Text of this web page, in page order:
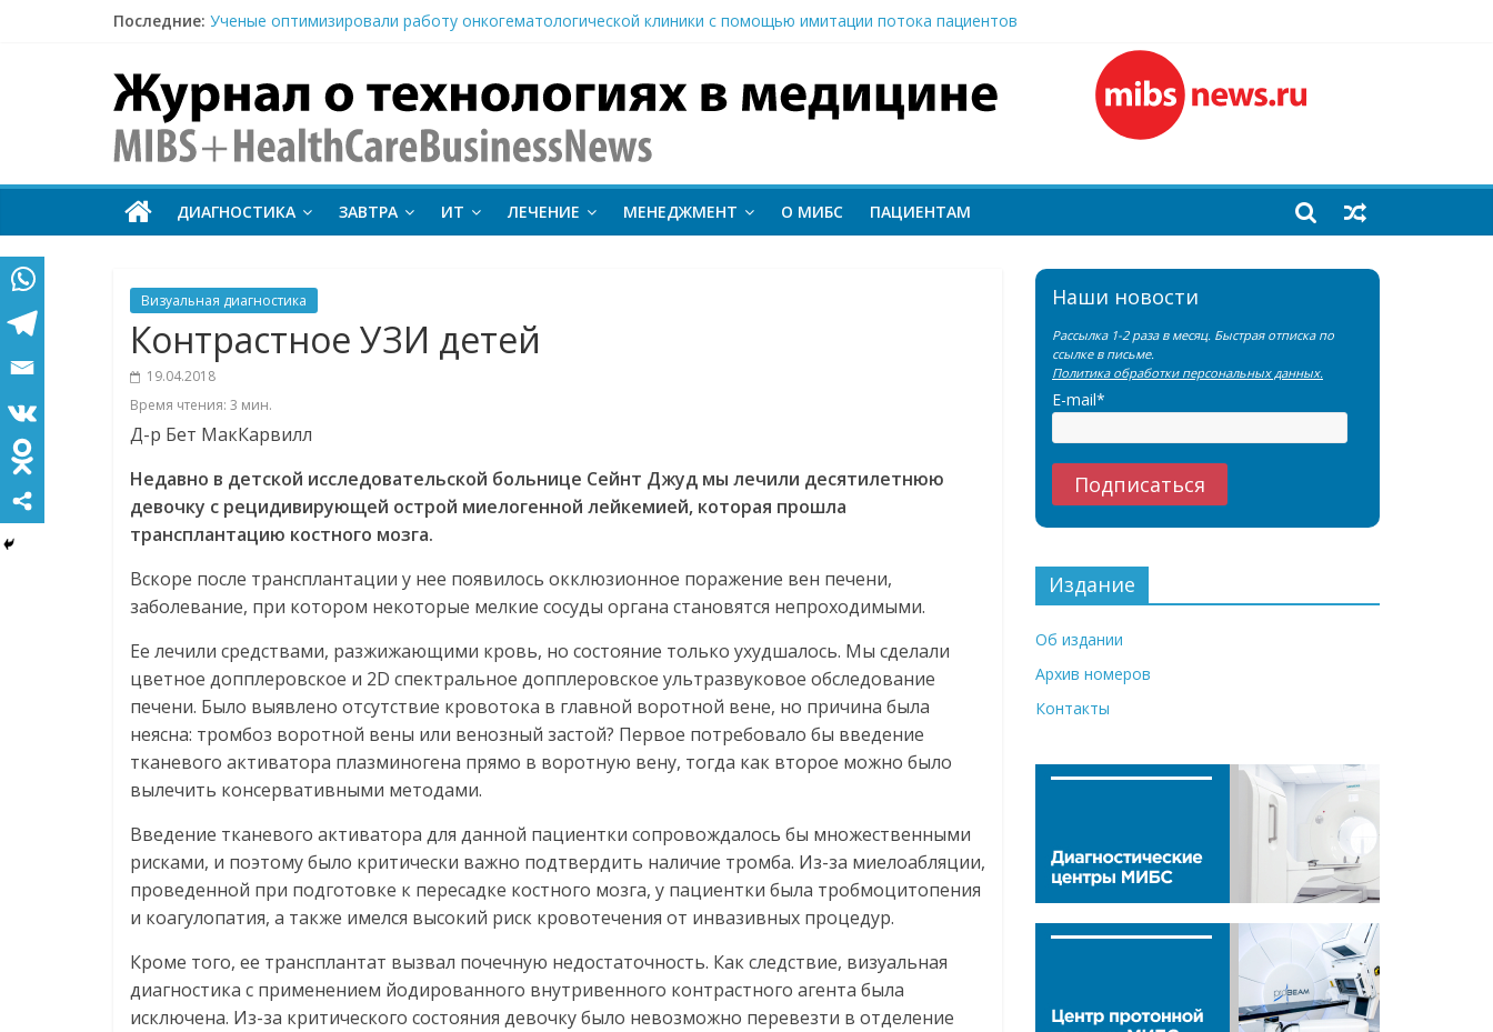
Последние: Ученые оптимизировали работу онкогематологической клиники с помощью имитации потока пациентов
Тераностика, кардиологическая ПЭТ-КТ и новый этап развития ядерной медицины: результаты конференции SNMMI
Атеросклероз и рак: почему онкопациентам важно следить за состоянием сердечно-сосудистой системы?
Elekta и МИБС подписали соглашение о поставке первого Гамма-ножа в Узбекистан
MIBS
+
HealthCareBusinessNews
Технологии
страже
здоровья
ДИАГНОСТИКА ЗАВТРА ИТ ЛЕЧЕНИЕ МЕНЕДЖМЕНТ О МИБС ПАЦИЕНТАМ
Визуальная диагностика
Контрастное УЗИ детей
19.04.2018
Время чтения: 3 мин.
Д-р Бет МакКарвилл
Недавно в детской исследовательской больнице Сейнт Джуд мы лечили десятилетнюю
девочку с рецидивирующей острой миелогенной лейкемией, которая прошла
трансплантацию костного мозга.
Вскоре после трансплантации у нее появилось окклюзионное поражение вен печени,
заболевание, при котором некоторые мелкие сосуды органа становятся непроходимыми.
Ее лечили средствами, разжижающими кровь, но состояние только ухудшалось. Мы сделали
цветное допплеровское и 2D спектральное допплеровское ультразвуковое обследование
печени. Было выявлено отсутствие кровотока в главной воротной вене, но причина была
неясна: тромбоз воротной вены или венозный застой? Первое потребовало бы введение
тканевого активатора плазминогена прямо в воротную вену, тогда как второе можно было
вылечить консервативными методами.
Введение тканевого активатора для данной пациентки сопровождалось бы множественными
рисками, и поэтому было критически важно подтвердить наличие тромба. Из-за миелоабляции,
проведенной при подготовке к пересадке костного мозга, у пациентки была тробмоцитопения
и коагулопатия, а также имелся высокий риск кровотечения от инвазивных процедур.
Кроме того, ее трансплантат вызвал почечную недостаточность. Как следствие, визуальная
диагностика с применением йодированного внутривенного контрастного агента была
исключена. Из-за критического состояния девочку было невозможно перевезти в отделение
Наши новости
Рассылка 1-2 раза в месяц. Быстрая отписка по
ссылке в письме.
Политика обработки персональных данных.
E-mail*
Издание
Об издании
Архив номеров
Контакты